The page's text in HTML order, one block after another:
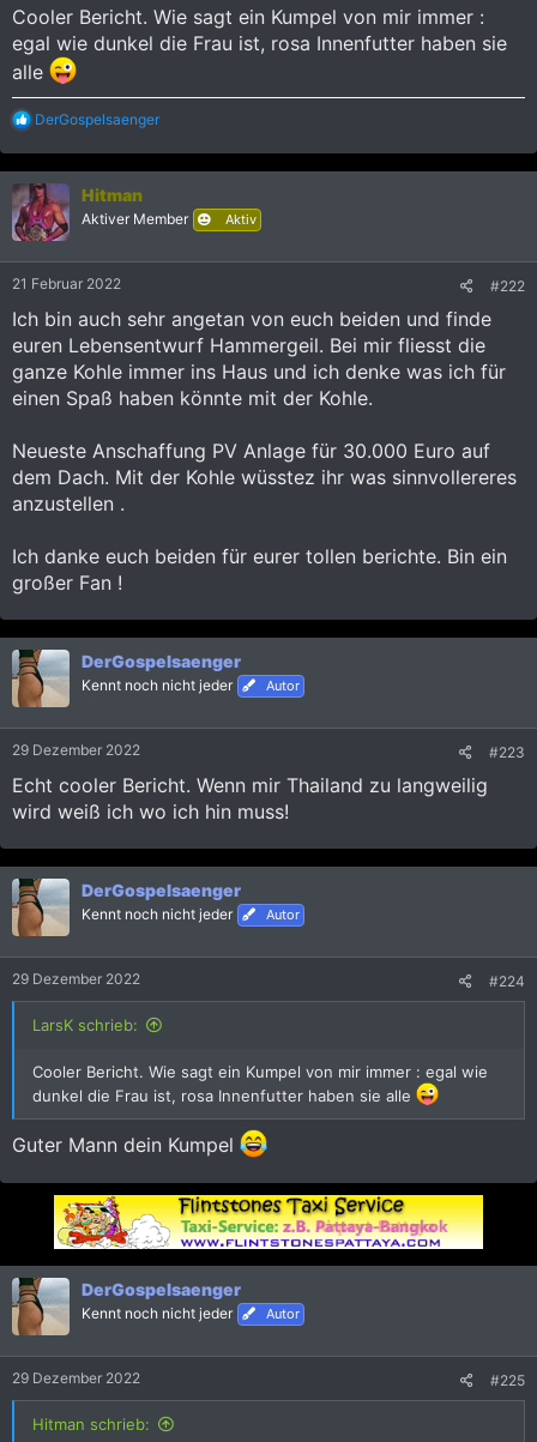
Cooler Bericht. Wie sagt ein Kumpel von mir immer :
egal wie dunkel die Frau ist, rosa Innenfutter haben sie
alle
R
a
k
t
i
o
n
DerGospelsaenger
Hitman
Aktiver Member Aktiv
21 Februar 2022 #222
Ich bin auch sehr angetan von euch beiden und finde
euren Lebensentwurf Hammergeil. Bei mir fliesst die
ganze Kohle immer ins Haus und ich denke was ich für
einen Spaß haben könnte mit der Kohle.
Neueste Anschaffung PV Anlage für 30.000 Euro auf
dem Dach. Mit der Kohle wüsstez ihr was sinnvollereres
anzustellen .
Ich danke euch beiden für eurer tollen berichte. Bin ein
großer Fan !
DerGospelsaenger
Kennt noch nicht jeder Autor
29 Dezember 2022 #223
Echt cooler Bericht. Wenn mir Thailand zu langweilig
wird weiß ich wo ich hin muss!
DerGospelsaenger
Kennt noch nicht jeder Autor
29 Dezember 2022 #224
LarsK schrieb:
Cooler Bericht. Wie sagt ein Kumpel von mir immer : egal wie
dunkel die Frau ist, rosa Innenfutter haben sie alle
Guter Mann dein Kumpel
DerGospelsaenger
Kennt noch nicht jeder Autor
29 Dezember 2022 #225
Hitman schrieb: